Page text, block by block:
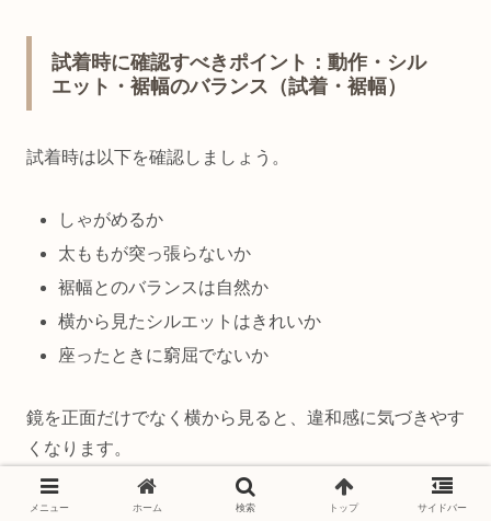
試着時に確認すべきポイント：動作・シル
エット・裾幅のバランス（試着・裾幅）
試着時は以下を確認しましょう。
しゃがめるか
太ももが突っ張らないか
裾幅とのバランスは自然か
横から見たシルエットはきれいか
座ったときに窮屈でないか
鏡を正面だけでなく横から見ると、違和感に気づきやす
くなります。
また、実際に歩いてみると履き心地の違いがわかりやす
メニュー ホーム 検索 トップ サイドバー